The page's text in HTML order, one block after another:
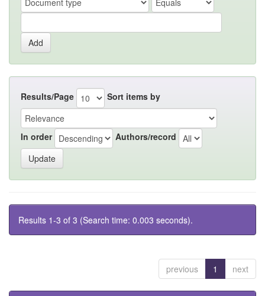
Results/Page Sort items by
In order Authors/record
Results 1-3 of 3 (Search time: 0.003 seconds).
previous 1 next